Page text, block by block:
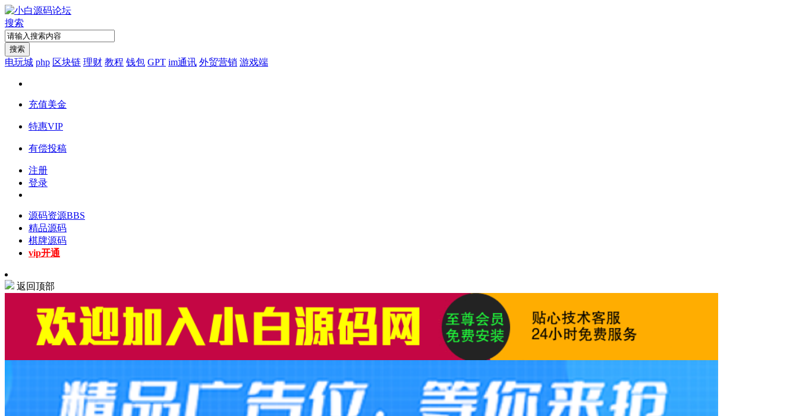
搜索
搜索
电玩城 php 区块链 理财 教程 钱包 GPT im通讯 外贸营销 游戏端
充值美金
特惠VIP
有偿投稿
注册
登录
源码资源BBS
精品源码
棋牌源码
vip开通
返回顶部